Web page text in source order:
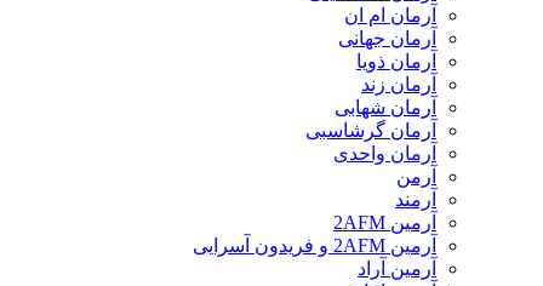
آرمان ام ان
آرمان جهانی
آرمان ذویا
آرمان زند
آرمان شهابی
آرمان گرشاسبی
آرمان واحدی
آرمن
آرمند
آرمین 2AFM
آرمین 2AFM و فریدون آسرایی
آرمین آراد